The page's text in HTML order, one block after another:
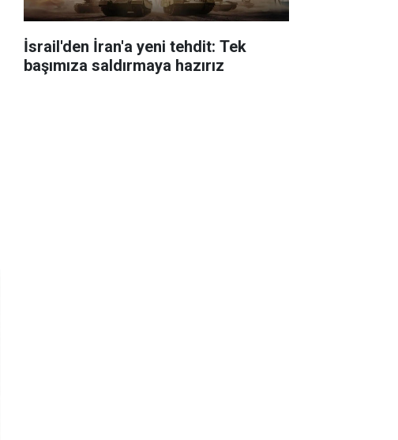
İsrail'den İran'a yeni tehdit: Tek
başımıza saldırmaya hazırız